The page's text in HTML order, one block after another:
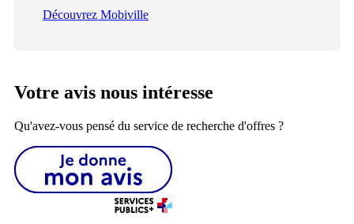
Découvrez Mobiville
Votre avis nous intéresse
Qu'avez-vous pensé du service de recherche d'offres ?